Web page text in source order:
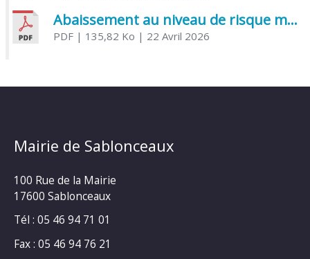
Abaissement au niveau de risque modéré de l’Influenza aviaire
PDF| 135,82 Ko | 22 Avril 2026
Mairie de Sablonceaux
100 Rue de la Mairie
17600 Sablonceaux
Tél : 05 46 94 71 01
Fax : 05 46 94 76 21